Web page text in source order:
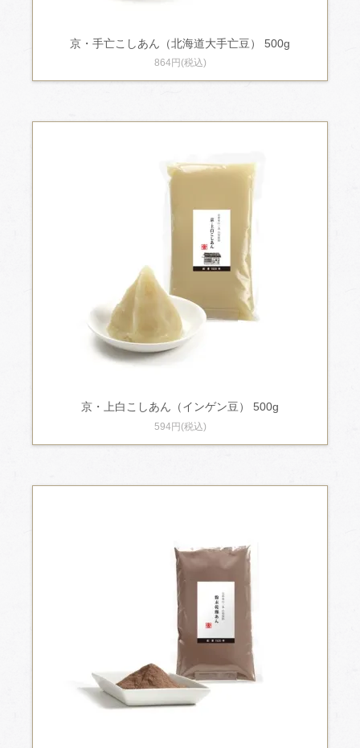
京・手亡こしあん（北海道大手亡豆） 500g
864円(税込)
京・上白こしあん（インゲン豆） 500g
594円(税込)